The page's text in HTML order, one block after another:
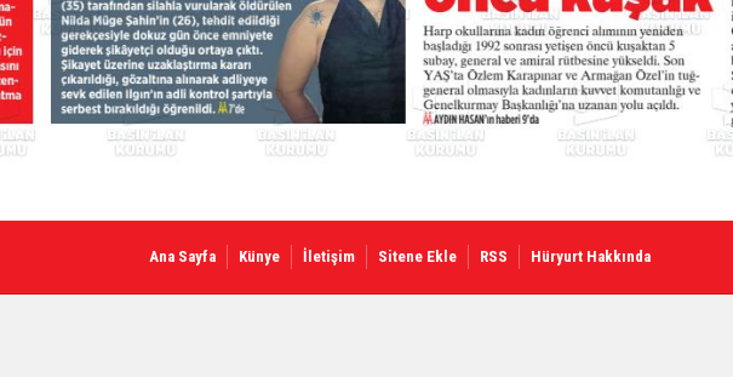
Ana Sayfa Künye İletişim Sitene Ekle RSS Hüryurt Hakkında